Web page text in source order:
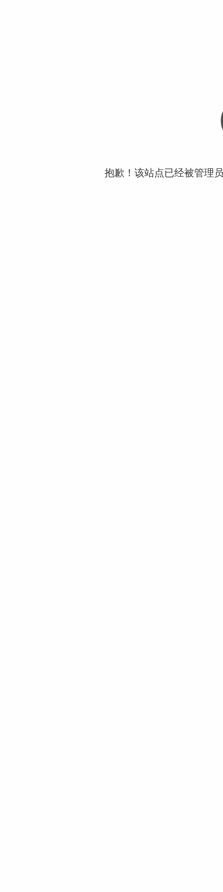
抱歉！该站点已经被管理